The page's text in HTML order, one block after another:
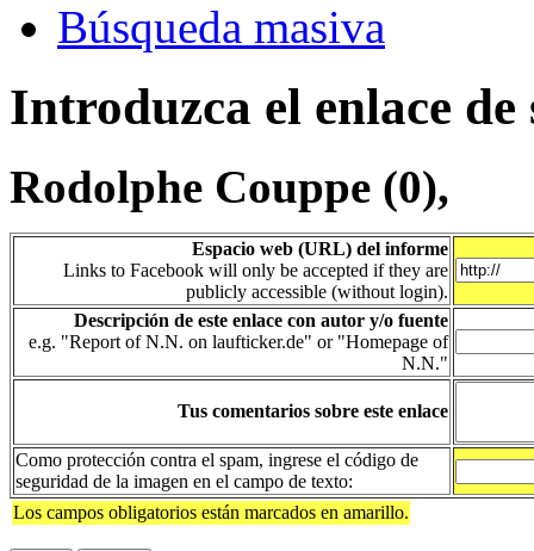
Búsqueda masiva
Introduzca el enlace
Rodolphe Couppe (0),
Espacio web (URL) del informe
Links to Facebook will only be accepted if they are
publicly accessible (without login).
Descripción de este enlace con autor y/o fuente
e.g. "Report of N.N. on laufticker.de" or "Homepage of
N.N."
Tus comentarios sobre este enlace
Como protección contra el spam, ingrese el código de
seguridad de la imagen en el campo de texto:
Los campos obligatorios están marcados en amarillo.